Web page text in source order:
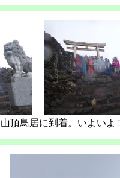
山頂鳥居に到着。いよいよ